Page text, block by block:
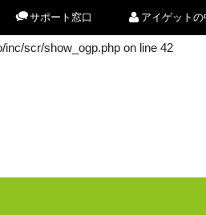
scr/show_ogp.php on line 42
inc/scr/show_ogp.php on line 42
サポート窓口 アイゲットの